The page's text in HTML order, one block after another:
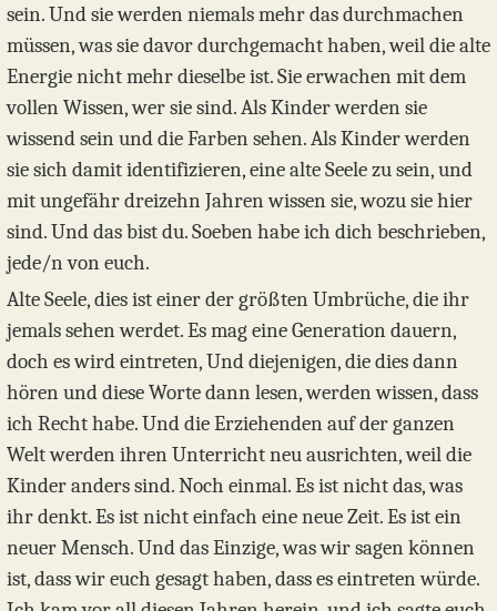
sein. Und sie werden niemals mehr das durchmachen
müssen, was sie davor durchgemacht haben, weil die alte
Energie nicht mehr dieselbe ist. Sie erwachen mit dem
vollen Wissen, wer sie sind. Als Kinder werden sie
wissend sein und die Farben sehen. Als Kinder werden
sie sich damit identifizieren, eine alte Seele zu sein, und
mit ungefähr dreizehn Jahren wissen sie, wozu sie hier
sind. Und das bist du. Soeben habe ich dich beschrieben,
jede/n von euch.
Alte Seele, dies ist einer der größten Umbrüche, die ihr
jemals sehen werdet. Es mag eine Generation dauern,
doch es wird eintreten, Und diejenigen, die dies dann
hören und diese Worte dann lesen, werden wissen, dass
ich Recht habe. Und die Erziehenden auf der ganzen
Welt werden ihren Unterricht neu ausrichten, weil die
Kinder anders sind. Noch einmal. Es ist nicht das, was
ihr denkt. Es ist nicht einfach eine neue Zeit. Es ist ein
neuer Mensch. Und das Einzige, was wir sagen können
ist, dass wir euch gesagt haben, dass es eintreten würde.